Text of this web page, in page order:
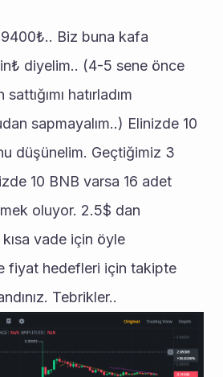
Biz buna kafa
diyelim.. (4-5 sene önce
hatırladım
sapmayalım..) Elinizde 10
düşünelim. Geçtiğimiz 3
oluyor. 2.5$ dan
vade için öyle
fiyat hedefleri için takipte
Tebrikler..